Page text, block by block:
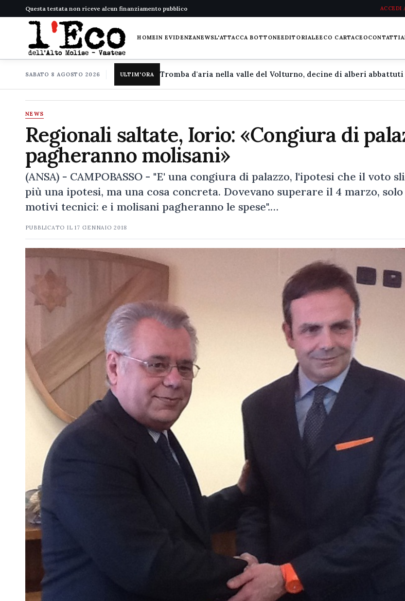
Questa testata non riceve alcun finanziamento pubblico ACCEDI
HOMEIN EVIDENZANEWSL'ATTACCA BOTTONEEDITORIALEECO CARTACEOCONTATTI
SABATO 8 AGOSTO 2026 ULTIM'ORA
NEWS
Regionali saltate, Iorio: «Congiura di
pagheranno molisani»
(ANSA) - CAMPOBASSO - "E' una congiura di palazzo, l'ipotesi che il voto
più una ipotesi, ma una cosa concreta. Dovevano superare il 4 marzo,
motivi tecnici: e i molisani pagheranno le spese".…
PUBBLICATO IL17 GENNAIO 2018